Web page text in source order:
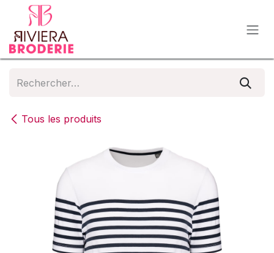
Se rendre au contenu
Tous les produits